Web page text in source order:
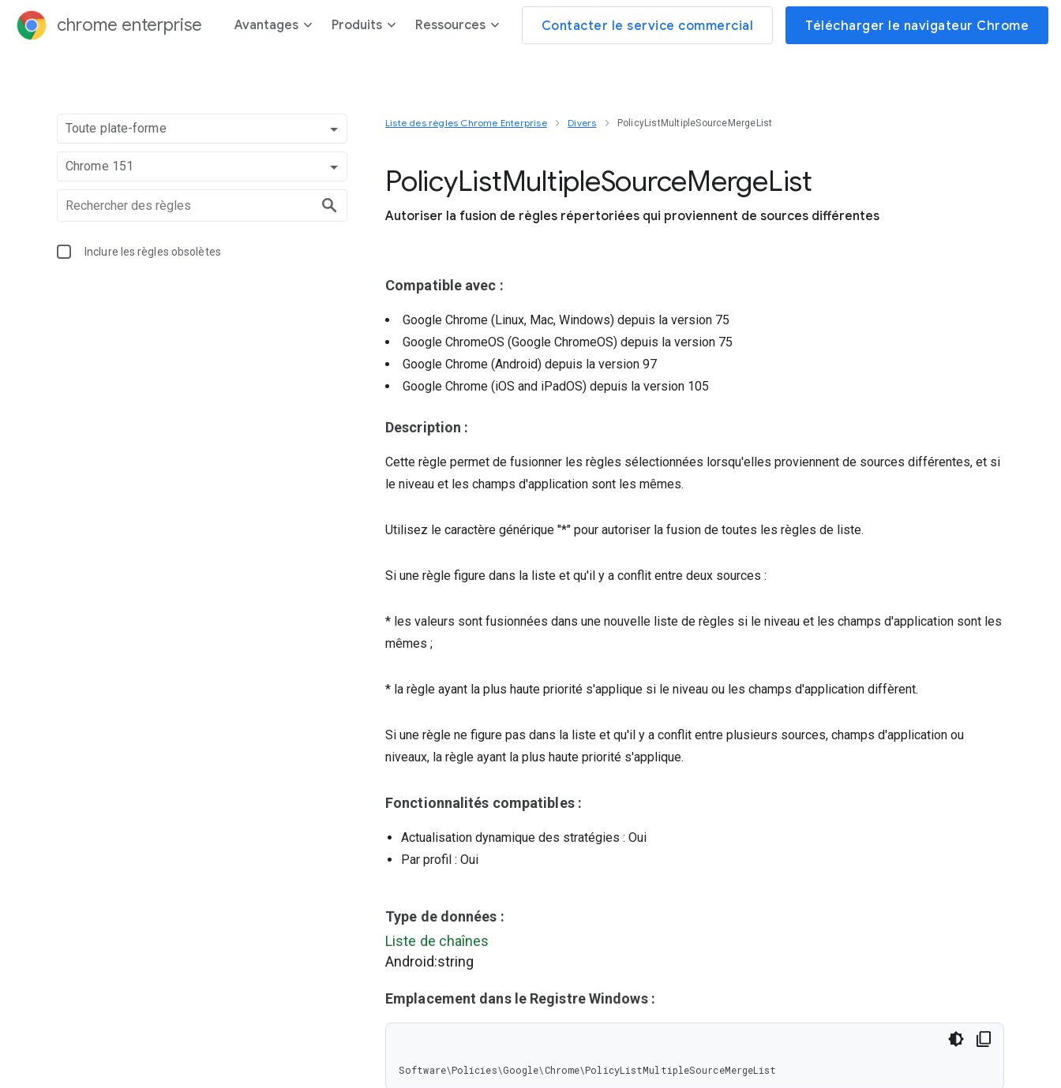
chrome enterprise Avantages Produits Ressources Contacter le service commercial Télécharger le navigateur Chrome
Toute plate-forme
Chrome 151
Inclure les règles obsolètes
Liste des règles Chrome Enterprise Divers PolicyListMultipleSourceMergeList
PolicyListMultipleSourceMergeList
Autoriser la fusion de règles répertoriées qui proviennent de sources différentes
Compatible avec :
Google Chrome (Linux, Mac, Windows) depuis la version 75
Google ChromeOS (Google ChromeOS) depuis la version 75
Google Chrome (Android) depuis la version 97
Google Chrome (iOS and iPadOS) depuis la version 105
Description :
Cette règle permet de fusionner les règles sélectionnées lorsqu'elles proviennent de sources différentes, et si
le niveau et les champs d'application sont les mêmes.
Utilisez le caractère générique "*" pour autoriser la fusion de toutes les règles de liste.
Si une règle figure dans la liste et qu'il y a conflit entre deux sources :
* les valeurs sont fusionnées dans une nouvelle liste de règles si le niveau et les champs d'application sont les
mêmes ;
* la règle ayant la plus haute priorité s'applique si le niveau ou les champs d'application diffèrent.
Si une règle ne figure pas dans la liste et qu'il y a conflit entre plusieurs sources, champs d'application ou
niveaux, la règle ayant la plus haute priorité s'applique.
Fonctionnalités compatibles :
Actualisation dynamique des stratégies : Oui
Par profil : Oui
Type de données :
Liste de chaînes
Android:string
Emplacement dans le Registre Windows :
Software\Policies\Google\Chrome\PolicyListMultipleSourceMergeList